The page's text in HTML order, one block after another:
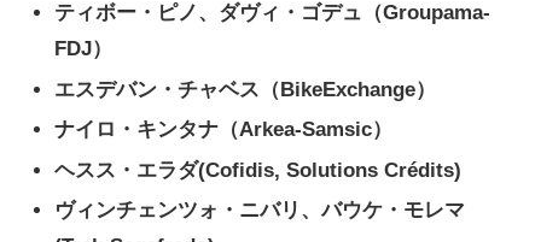
ティボー・ピノ、ダヴィ・ゴデュ（Groupama-
FDJ）
エスデバン・チャベス（BikeExchange）
ナイロ・キンタナ（Arkea-Samsic）
ヘスス・エラダ(Cofidis, Solutions Crédits)
ヴィンチェンツォ・ニバリ、バウケ・モレマ